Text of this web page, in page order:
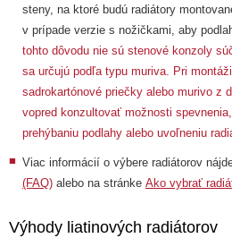
steny, na ktoré budú radiátory
v prípade verzie s nožičkami, aby
tohto dôvodu nie sú stenové konzoly
sa určujú podľa typu muriva. Pri
sadrokartónové priečky alebo murivo z
vopred konzultovať možnosti
prehýbaniu podlahy alebo uvoľneniu
Viac informácií o výbere radiátorov
(FAQ) alebo na stránke Ako vybrať
Výhody liatinových radiátorov